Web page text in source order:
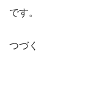
です。
つづく